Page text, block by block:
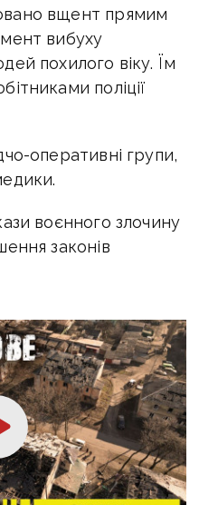
вщент прямим
вибуху
похилого віку. Їм
поліції
оперативні групи,
воєнного злочину
законів